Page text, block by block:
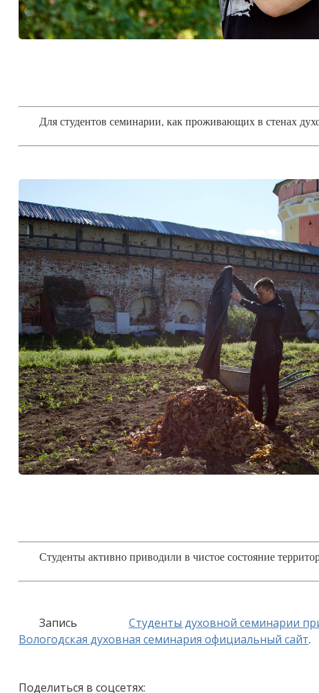
Для студентов семинарии, как проживающих в стенах
Студенты активно приводили в чистое состояние
Запись Студенты духовной семинарии
Вологодская духовная семинария официальный сайт.
Поделиться в соцсетях: